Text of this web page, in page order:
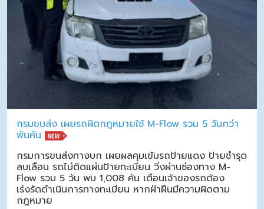
กรมขนส่ง เผยรถผิดกฎหมายใช้ M-Flow รวม 5 วันกว่า
พันคัน
กรมการขนส่งทางบก เผยผลคุมเข้มรถป้ายแดง ป้ายชำรุด
ลบเลือน รถไม่ติดแผ่นป้ายทะเบียน วิ่งผ่านช่องทาง M-
Flow รวม 5 วัน พบ 1,008 คัน เตือนเจ้าของรถต้อง
เร่งรัดดำเนินการทางทะเบียน หากฝ่าฝืนมีความผิดตาม
กฎหมาย